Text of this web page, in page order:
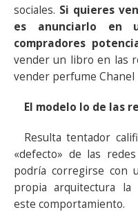
sociales. Si quieres
es anunciarlo en
compradores
vender un libro en las
vender perfume Chanel
El modelo lo de las
Resulta tentador
«defecto» de las
podría corregirse con
propia arquitectura la
este comportamiento.